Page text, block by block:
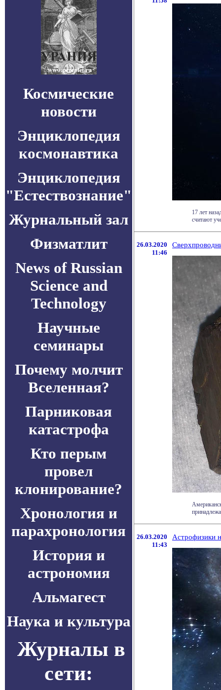
Космические
новости
Энциклопедия
космонавтика
Энциклопедия
"Естествознание"
Журнальный зал
Физматлит
News of Russian
Science and
Technology
Научные
семинары
Почему молчит
Вселенная?
Парниковая
катастрофа
Кто перым
провел
клонирование?
Хронология и
парахронология
История и
астрономия
Альмагест
Наука и культура
Журналы в
сети:
17 лет
считают
26.03.2020
11:46
26.03.2020
11:43
Астрофизики